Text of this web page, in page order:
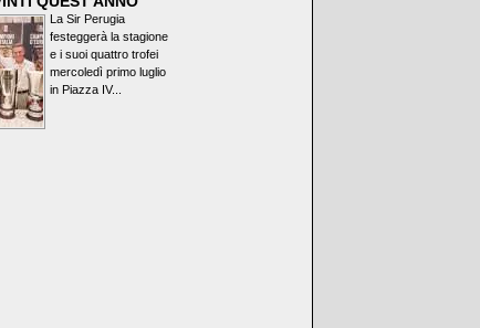
La Sir Perugia
festeggerà la stagione
e i suoi quattro trofei
mercoledì primo luglio
in Piazza IV...